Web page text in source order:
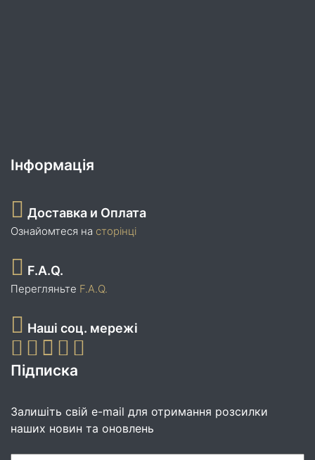
Інформація
Доставка и Оплата
Ознайомтеся на сторінці
F.A.Q.
Перегляньте F.A.Q.
Наші соц. мережі
Підписка
Залишіть свій e-mail для отримання розсилки
наших новин та оновлень